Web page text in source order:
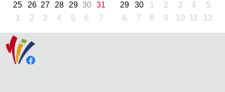
25
26 27 28 29 30
31
1
2 3 4 5 6 7
29
30 1 2 3 4
5
6
7 8 9 10 11 12